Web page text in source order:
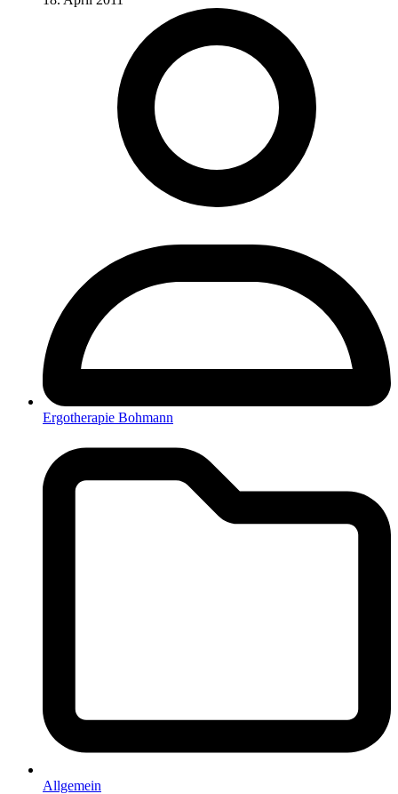
Ergotherapie Bohmann
Allgemein